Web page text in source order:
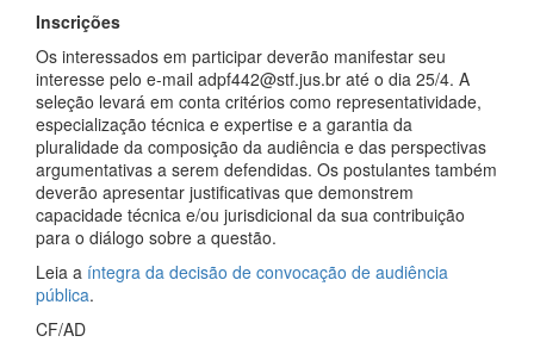
Inscrições
Os interessados em participar deverão manifestar seu
interesse pelo e-mail adpf442@stf.jus.br até o dia 25/4. A
seleção levará em conta critérios como representatividade,
especialização técnica e expertise e a garantia da
pluralidade da composição da audiência e das perspectivas
argumentativas a serem defendidas. Os postulantes também
deverão apresentar justificativas que demonstrem
capacidade técnica e/ou jurisdicional da sua contribuição
para o diálogo sobre a questão.
Leia a íntegra da decisão de convocação de audiência
pública.
CF/AD